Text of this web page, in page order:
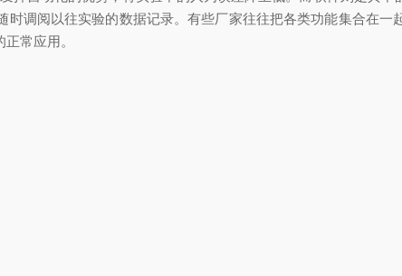
调阅以往实验的数据记录。有些厂家往往把各类功能集合在
常应用。